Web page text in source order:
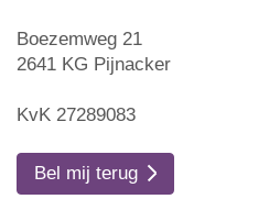
Boezemweg 21
2641 KG Pijnacker
KvK 27289083
Bel mij terug